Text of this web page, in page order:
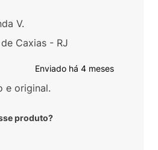
Enviado há 4 meses
e original.
produto?
V.
Caxias - RJ